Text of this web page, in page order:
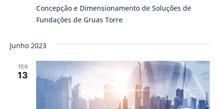
Concepção e Dimensionamento de Soluções de
Fundações de Gruas Torre
Junho 2023
TER
13